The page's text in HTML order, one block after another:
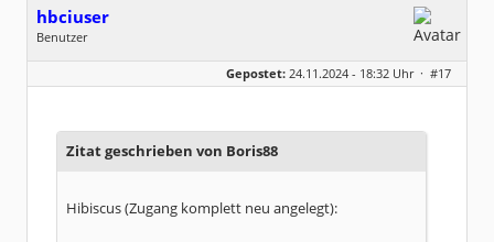
hbciuser
Benutzer
Geschlecht:
keine Angabe
Dabei seit:
10 / 2017
Gepostet: 24.11.2024 - 18:32 Uhr · #17
Zitat geschrieben von Boris88
Hibiscus (Zugang komplett neu angelegt):